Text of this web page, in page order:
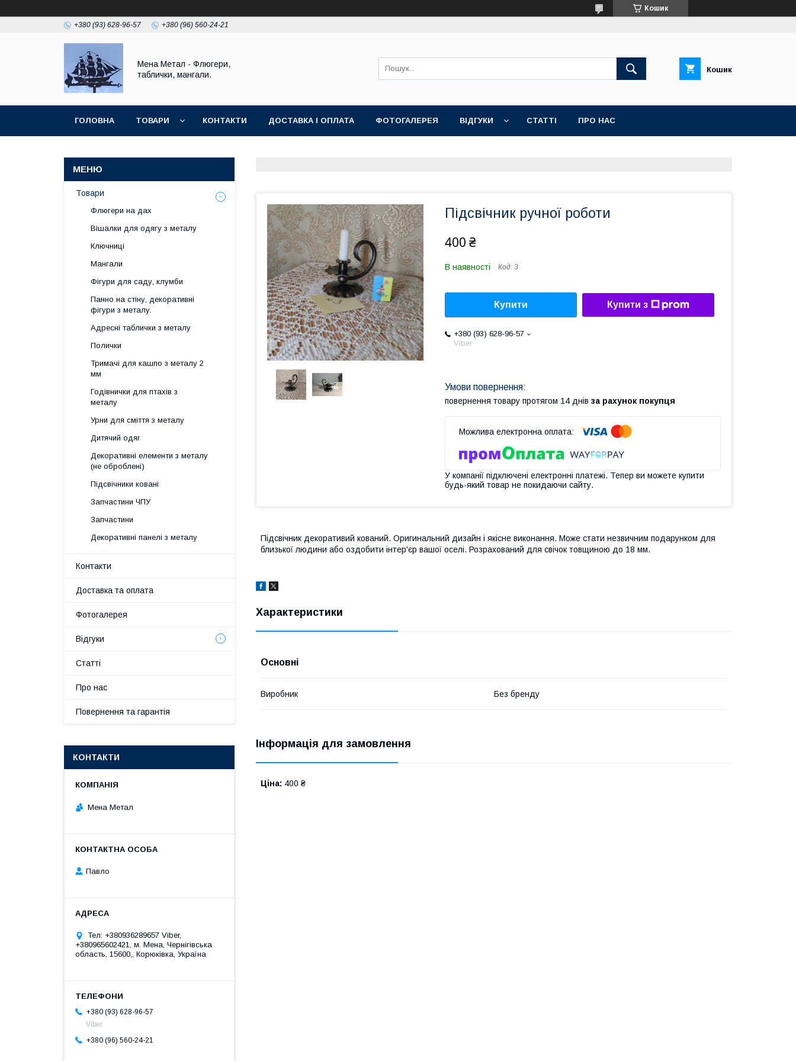
Кошик
+380 (93) 628-96-57 +380 (96) 560-24-21
Мена Метал - Флюгери,
таблички, мангали.
Кошик
ГОЛОВНА ТОВАРИ КОНТАКТИ ДОСТАВКА І ОПЛАТА ФОТОГАЛЕРЕЯ ВІДГУКИ СТАТТІ ПРО НАС
Підсвічник ручної роботи
400 ₴
В наявності Код: 3
Купити Купити з
+380 (93) 628-96-57
Viber
повернення товару протягом 14 днів за рахунок покупця
У компанії підключені електронні платежі. Тепер ви можете купити
будь-який товар не покидаючи сайту.
Підсвічник декоративий кований. Оригинальний дизайн і якісне виконання. Може стати незвичним подарунком для
близької людини або оздобити інтер'єр вашої оселі. Розрахований для свічок товщиною до 18 мм.
Характеристики
Основні
Виробник Без бренду
Інформація для замовлення
Ціна: 400 ₴
Товари
Флюгери на дах
Вішалки для одягу з металу
Ключниці
Мангали
Фігури для саду, клумби
Панно на стіну, декоративні
фігури з металу.
Адресні таблички з металу
Полички
Тримачі для кашпо з металу 2
мм
Годівнички для птахів з
металу
Урни для сміття з металу
Дитячий одяг
Декоративні елементи з металу
(не оброблені)
Підсвічники ковані
Запчастини ЧПУ
Запчастини
Декоративні панелі з металу
Контакти
Доставка та оплата
Фотогалерея
Відгуки
Статті
Про нас
Повернення та гарантія
КОНТАКТИ
Мена Метал
Павло
Тел: +380936289657 Viber,
+380965602421, м. Мена, Чернігівська
область, 15600,, Корюківка, Україна
+380 (93) 628-96-57
Viber
+380 (96) 560-24-21